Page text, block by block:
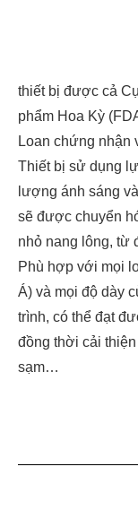
thiết bị được cả
phẩm Hoa Kỳ
Loan chứng nhận
Thiết bị sử dụng
lượng ánh sáng
sẽ được chuyển
nhỏ nang lông, từ
Phù hợp với mọi
Á) và mọi độ dày
trình, có thể đạt
đồng thời cải
sạm…